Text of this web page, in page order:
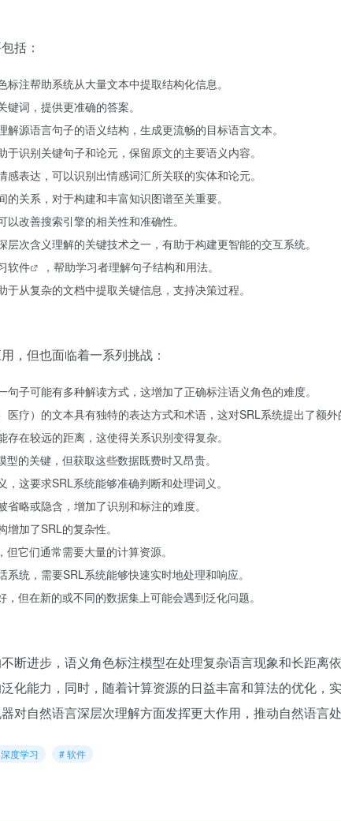
括：
注帮助系统从大量文本中提取结构化信息。
词，提供更准确的答案。
源语言句子的语义结构，生成更流畅的目标语言文本。
识别关键句子和论元，保留原文的主要语义内容。
表达，可以识别出情感词汇所关联的实体和论元。
关系，对于构建和丰富知识图谱至关重要。
改善搜索引擎的相关性和准确性。
次含义理解的关键技术之一，有助于构建更智能的交互系统。
软件
，帮助学习者理解句子结构和用法。
于从复杂的文档中提取关键信息，支持决策过程。
，但也面临着一系列挑战：
句子可能有多种解读方式，这增加了正确标注语义角色的难度。
医疗）的文本具有独特的表达方式和术语，这对SRL系统提出了额外
在较远的距离，这使得关系识别变得复杂。
的关键，但获取这些数据既费时又昂贵。
这要求SRL系统能够准确判断和处理词义。
略或隐含，增加了识别和标注的难度。
加了SRL的复杂性。
它们通常需要大量的计算资源。
系统，需要SRL系统能够快速实时地处理和响应。
但在新的或不同的数据集上可能会遇到泛化问题。
断进步，语义角色标注模型在处理复杂语言现象和长距离
化能力，同时，随着计算资源的日益丰富和算法的优化，
对自然语言深层次理解方面发挥更大作用，推动自然语言
度学习 # 软件